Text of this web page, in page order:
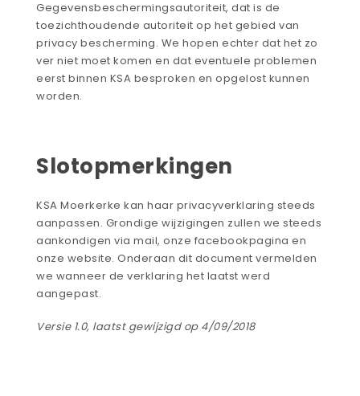
Gegevensbeschermingsautoriteit, dat is de
toezichthoudende autoriteit op het gebied van
privacy bescherming. We hopen echter dat het zo
ver niet moet komen en dat eventuele problemen
eerst binnen KSA besproken en opgelost kunnen
worden.
Slotopmerkingen
KSA Moerkerke kan haar privacyverklaring steeds
aanpassen. Grondige wijzigingen zullen we steeds
aankondigen via mail, onze facebookpagina en
onze website. Onderaan dit document vermelden
we wanneer de verklaring het laatst werd
aangepast.
Versie 1.0, laatst gewijzigd op 4/09/2018